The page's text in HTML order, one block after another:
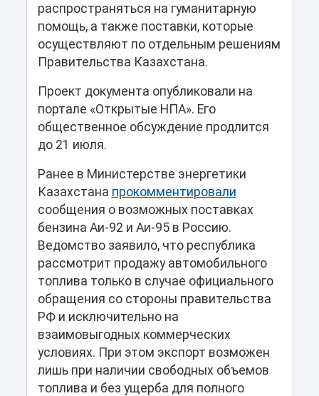
распространяться на гуманитарную
помощь, а также поставки, которые
осуществляют по отдельным решениям
Правительства Казахстана.
Проект документа опубликовали на
портале «Открытые НПА». Его
общественное обсуждение продлится
до 21 июля.
Ранее в Министерстве энергетики
Казахстана прокомментировали
сообщения о возможных поставках
бензина Аи-92 и Аи-95 в Россию.
Ведомство заявило, что республика
рассмотрит продажу автомобильного
топлива только в случае официального
обращения со стороны правительства
РФ и исключительно на
взаимовыгодных коммерческих
условиях. При этом экспорт возможен
лишь при наличии свободных объемов
топлива и без ущерба для полного